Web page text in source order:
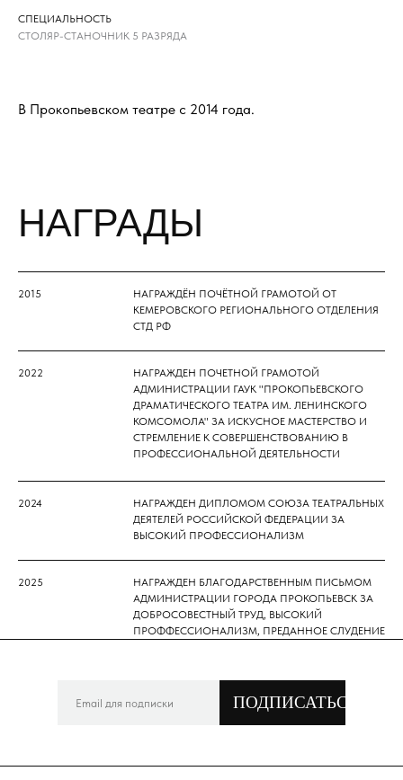
СТОЛЯР-СТАНОЧНИК 5 РАЗРЯДА
СПЕЦИАЛЬНОСТЬ
В Прокопьевском театре с 2014 года.
НАГРАДЫ
НАГРАЖДЁН ПОЧЁТНОЙ ГРАМОТОЙ ОТ
КЕМЕРОВСКОГО РЕГИОНАЛЬНОГО ОТДЕЛЕНИЯ
СТД РФ
2015
НАГРАЖДЕН ПОЧЕТНОЙ ГРАМОТОЙ
АДМИНИСТРАЦИИ ГАУК "ПРОКОПЬЕВСКОГО
ДРАМАТИЧЕСКОГО ТЕАТРА ИМ. ЛЕНИНСКОГО
КОМСОМОЛА" ЗА ИСКУСНОЕ МАСТЕРСТВО И
СТРЕМЛЕНИЕ К СОВЕРШЕНСТВОВАНИЮ В
ПРОФЕССИОНАЛЬНОЙ ДЕЯТЕЛЬНОСТИ
2022
НАГРАЖДЕН ДИПЛОМОМ СОЮЗА ТЕАТРАЛЬНЫХ
ДЕЯТЕЛЕЙ РОССИЙСКОЙ ФЕДЕРАЦИИ ЗА
ВЫСОКИЙ ПРОФЕССИОНАЛИЗМ
2024
НАГРАЖДЕН БЛАГОДАРСТВЕННЫМ ПИСЬМОМ
АДМИНИСТРАЦИИ ГОРОДА ПРОКОПЬЕВСК ЗА
ДОБРОСОВЕСТНЫЙ ТРУД, ВЫСОКИЙ
ПРОФФЕССИОНАЛИЗМ, ПРЕДАННОЕ СЛУДЕНИЕ
ПРОКОПЬЕВСКА И В СВЯЗИ С 80-ЛЕТНИМ
ЮБИЛЕЕМ ГАУК "ПРОКОПЬЕВСКИЙ
ДРАМАТИЧЕСКИЙ ТЕАТР ИМЕНИ ЛЕНИНСКОГО
2025
ПОДПИСАТЬСЯ